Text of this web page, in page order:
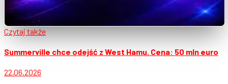
Czytaj także
Summerville chce odejść z West Hamu. Cena: 50 mln euro
22.06.2026